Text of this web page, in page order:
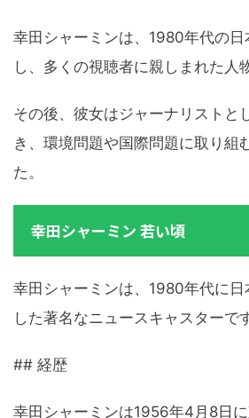
幸田シャーミンは、1980年代の
し、多くの視聴者に親しまれた人
その後、彼女はジャーナリストと
き、環境問題や国際問題に取り組
た。
幸田シャーミン 若い頃
幸田シャーミンは、1980年代に
した著名なニュースキャスターで
## 経歴
幸田シャーミンは1956年4月8日